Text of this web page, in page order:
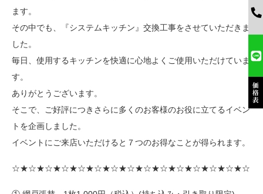
ます。
その中でも、『システムキッチン』交換工事をさせていただきま
した。
毎日、使用するキッチンを快適に心地よくご使用いただけていま
す。
ありがとうございます。
そこで、ご好評につきさらに多くのお客様のお役に立てるイベン
トを企画しました。
イベントにご来店いただけると７つのお得なことが得られます。
☆★☆★☆★☆★☆★☆★☆★☆★☆★☆★☆★☆★☆★☆★☆